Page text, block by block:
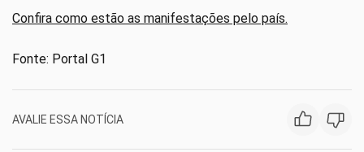
Confira como estão as manifestações pelo país.
Fonte: Portal G1
AVALIE ESSA NOTÍCIA